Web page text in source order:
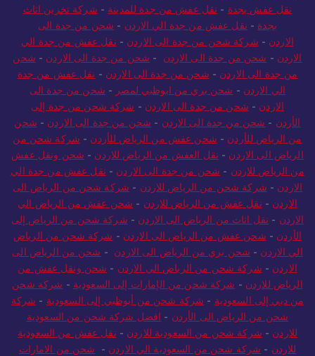
نقل عفش بجدة - نقل عفش من جدة للمدينة - شركة تخزين اثاث
بجدة - نقل عفش من جدة الي الاردن - شحن من جدة الى
الاردن - شركة شحن من جدة الى الاردن - نقل عفش من جدة الي
الاردن - شحن من جدة الى الاردن - شحن من جدة الى الاردن - شحن
من جدة الى الاردن - شحن من جدة الى الاردن - نقل عفش من جدة
الي الاردن - شحن بري من ابوظبي لمصر - شحن من جدة الى
الاردن - شحن من جدة الى الاردن - شركة شحن من جدة إلى
الأردن - شحن من جدة الى الاردن - شحن من جدة الى الاردن - شحن
من الرياض للأردن - شحن عفش من الرياض للأردن - شركة شحن من
الرياض الى الاردن - نقل العفش من الرياض للاردن - شحن ونقل عفش
من الرياض للاردن - شحن من جدة الى الاردن - نقل عفش من جدة الي
الاردن - شركة شحن من الرياض للاردن - شركة شحن من الرياض الى
الاردن - نقل عفش من الرياض للاردن - شحن عفش من الرياض الي
الاردن - نقل اثاث من الرياض الى الاردن - شركة شحن من الرياض إلى
الأردن - شحن عفش من الرياض الى الاردن - شركة شحن من الرياض
الي الاردن - شحن بري من الرياض الى الاردن - شحن من الرياض الى
الاردن - شركة شحن من الرياض الي الاردن - شحن ونقل عفش من
الرياض للاردن - شركة شحن من الإمارات إلى السعودية - شركة شحن
من دبي إلى السعودية - شركة شحن من أبوظبي إلى السعودية - شركة
شحن من الرياض الى الأردن - افضل شركة شحن من السعودية
للاردن - شركة شحن من السعودية للاردن - نقل عفش من السعودية
للاردن - شركة شحن من السعودية الي الاردن - شحن من الامارات